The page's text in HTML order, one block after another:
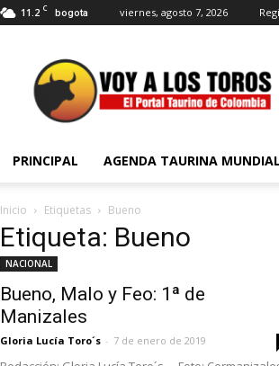
11.2 C bogota viernes, agosto 7, 2026
Voy
a
Los
Toros
PRINCIPAL AGENDA TAURINA
Inicio Etiquetas Bueno
Etiqueta: Bueno
NACIONAL
Bueno, Malo y Feo: 1ª de
Manizales
Gloria Lucía Toro´s - 7 de enero de 2019